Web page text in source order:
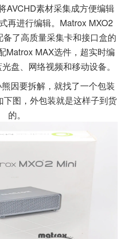
AVCHD素材采集成方便编辑
再进行编辑。Matrox MXO2
了高质量采集卡和接口盒的
Matrox MAX选件，超实时编
盘、网络视频和移动设备。
因要拆解，就找了一个包装
图，外包装就是这样子到货
的。